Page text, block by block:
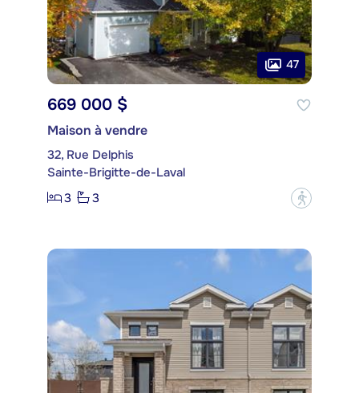
47
669 000 $
Maison à vendre
32, Rue Delphis
Sainte-Brigitte-de-Laval
3
3 ?